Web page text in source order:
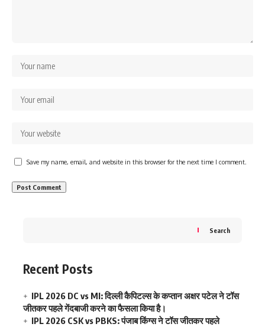
Save my name, email, and website in this browser for the next time I comment.
Search
Recent Posts
IPL 2026 DC vs MI: दिल्ली कैपिटल्स के कप्तान अक्षर पटेल ने टॉस
जीतकर पहले गेंदबाजी करने का फैसला किया है।
IPL 2026 CSK vs PBKS: पंजाब किंग्स ने टॉस जीतकर पहले